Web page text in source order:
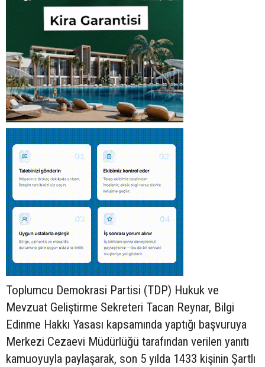
Toplumcu Demokrasi Partisi (TDP) Hukuk ve
Mevzuat Geliştirme Sekreteri Tacan Reynar, Bilgi
Edinme Hakkı Yasası kapsamında yaptığı başvuruya
Merkezi Cezaevi Müdürlüğü tarafından verilen yanıtı
kamuoyuyla paylaşarak, son 5 yılda 1433 kişinin Şartlı